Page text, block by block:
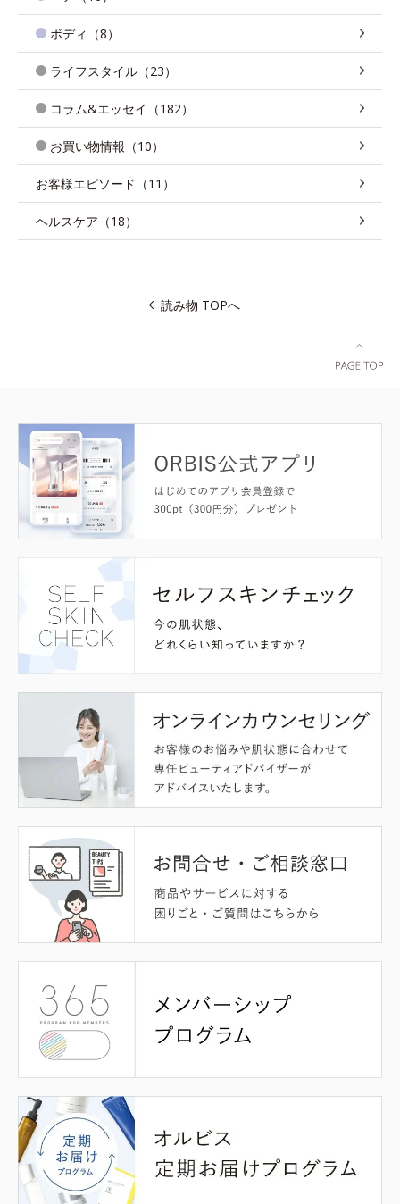
ボディ（8）
ライフスタイル（23）
コラム&エッセイ（182）
お買い物情報（10）
お客様エピソード（11）
ヘルスケア（18）
読み物 TOPへ